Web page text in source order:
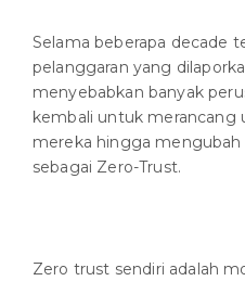
Selama beberapa decade
pelanggaran yang
menyebabkan banyak
kembali untuk merancang
mereka hingga
sebagai Zero-Trust.
Zero trust sendiri adalah